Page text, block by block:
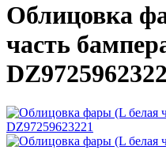
Облицовка
часть